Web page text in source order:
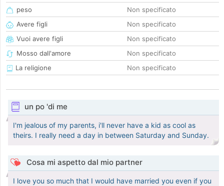
peso
Non specificato
Avere figli
Non specificato
Vuoi avere figli
Non specificato
Mosso dall'amore
Non specificato
La religione
Non specificato
un po 'di me
I'm jealous of my parents, i'll never have a kid as cool as
theirs. I really need a day in between Saturday and Sunday.
Cosa mi aspetto dal mio partner
I love you so much that I would have married you even if you